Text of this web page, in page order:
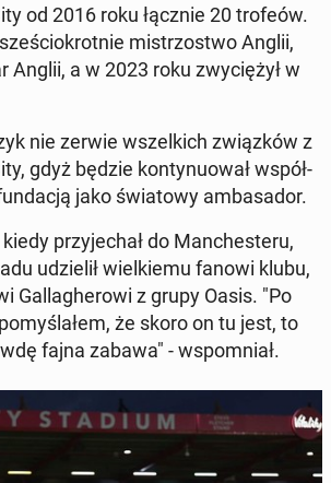
od 2016 roku łącznie 20 trofeów.
mi­strzo­stwo Anglii,
Anglii, a w 2023 roku zwy­cię­żył w
nie zerwie wszel­kich związ­ków z
gdyż będzie kon­ty­nu­ował współ­
jako świa­to­wy am­ba­sa­dor.
przy­je­chał do Man­che­ste­ru,
udzie­lił wiel­kie­mu fanowi klubu,
Gal­la­ghe­ro­wi z grupy Oasis. "Po
że skoro on tu jest, to
fajna zabawa" - wspo­mniał.